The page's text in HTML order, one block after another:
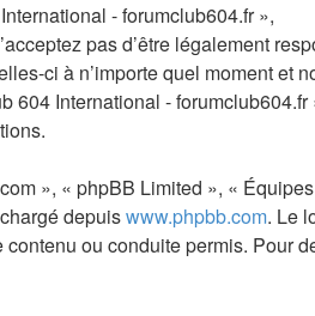
- forumclub604.fr »,
pas d’être légalement
ci à n’importe quel moment et
604 International -
», « phpBB Limited », «
depuiswww.phpbb.com. Le
ou conduite permis. Pour